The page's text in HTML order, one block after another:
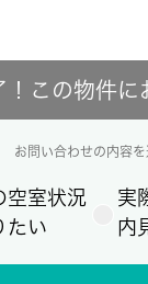
！この物件に
お問い合わせの内容
空室状況
たい
実
内